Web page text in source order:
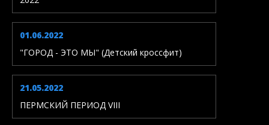
01.06.2022
"ГОРОД - ЭТО МЫ" (Детский кроссфит)
21.05.2022
ПЕРМСКИЙ ПЕРИОД VIII